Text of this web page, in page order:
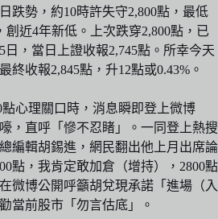
跌勢，約10時許失守2,800點，最低
創近4年新低。上次跌穿2,800點，已
日，當日上證收報2,745點。所幸今天
終收報2,845點，升12點或0.43%。
心理關口時，消息瞬即登上微博
，直呼「慘不忍睹」。一同登上熱搜
編輯胡錫進，網民翻出他上月出席論
點，我肯定敢加倉（增持），2800點
微博公開呼籲胡兌現承諾「進場（入
當前股市「勿言估底」。